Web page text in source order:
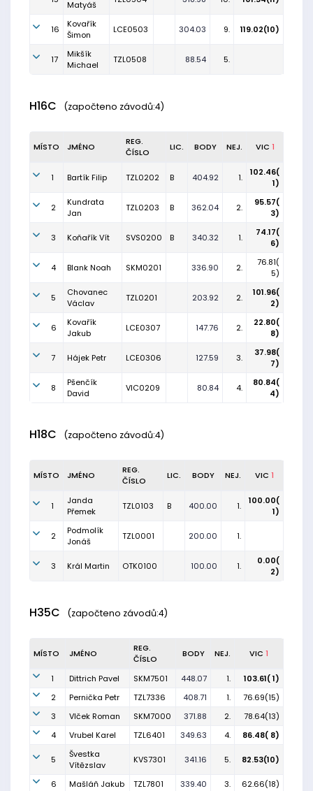
Matyáš
16
Kovařík
Šimon
LCE0503 304.03 9. 119.02(10)
17
Mikšík
Michael
TZL0508 88.54 5.
H16C (započteno závodů:4)
MÍSTO JMÉNO
REG.
ČÍSLO
LIC. BODY NEJ. VIC 1
1 Bartík Filip TZL0202 B 404.92 1.
102.46(
1)
2
Kundrata
Jan
TZL0203 B 362.04 2.
95.57(
3)
3 Koňařík Vít SVS0200 B 340.32 1.
74.17(
6)
4 Blank Noah SKM0201 336.90 2.
76.81(
5)
5
Chovanec
Václav
TZL0201 203.92 2.
101.96(
2)
6
Kovařík
Jakub
LCE0307 147.76 2.
22.80(
8)
7 Hájek Petr LCE0306 127.59 3.
37.98(
7)
8
Pšenčík
David
VIC0209 80.84 4.
80.84(
4)
H18C (započteno závodů:4)
MÍSTO JMÉNO
REG.
ČÍSLO
LIC. BODY NEJ. VIC 1
1
Janda
Přemek
TZL0103 B 400.00 1.
100.00(
1)
2
Podmolík
Jonáš
TZL0001 200.00 1.
3 Král Martin OTK0100 100.00 1.
0.00(
2)
H35C (započteno závodů:4)
MÍSTO JMÉNO
REG.
ČÍSLO
BODY NEJ. VIC 1
1 Dittrich Pavel SKM7501 448.07 1.
103.61( 1)
2
Pernička Petr TZL7336 408.71 1.
76.69(15)
3
Vlček Roman SKM7000 371.88 2.
78.64(13)
4
Vrubel Karel TZL6401 349.63 4. 86.48( 8)
5
Švestka
Vítězslav
KVS7301 341.16 5. 82.53(10)
6 Mašláň Jakub TZL7801 339.40 3.
62.66(18)